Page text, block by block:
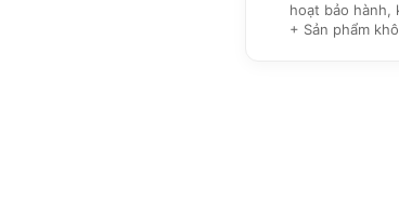
hoạt bảo hành,
+ Sản phẩm